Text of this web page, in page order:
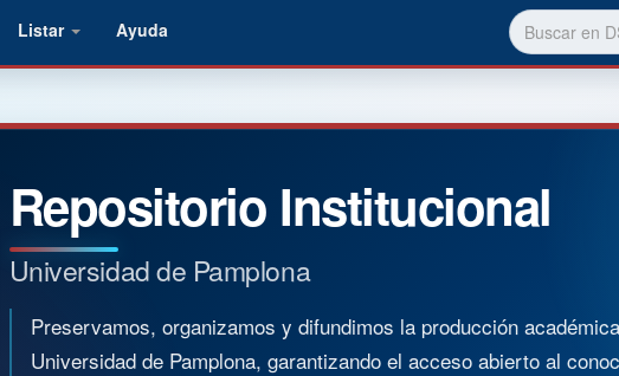
Listar Ayuda
Repositorio Institucional
Universidad de Pamplona
Preservamos, organizamos y difundimos la producción
Universidad de Pamplona, garantizando el acceso abierto al